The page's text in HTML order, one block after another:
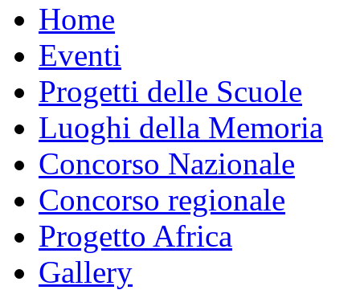
Home
Eventi
Progetti delle Scuole
Luoghi della Memoria
Concorso Nazionale
Concorso regionale
Progetto Africa
Gallery